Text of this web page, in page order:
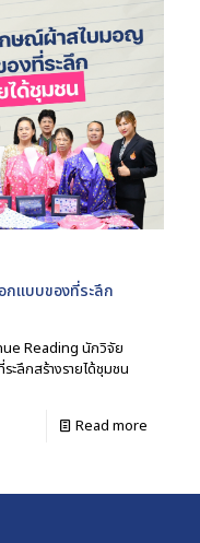
แบบของที่ระลึก
Reading นักวิจัย
ลึกสร้างรายได้ชุมชน
Read more